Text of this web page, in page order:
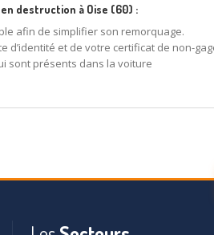
destruction à Oise (60) :
afin de simplifier son remorquage.
d’identité et de votre certificat de non-
sont présents dans la voiture